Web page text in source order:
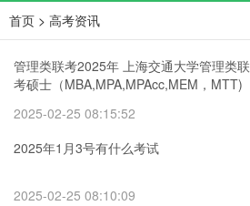
首页 > 高考资讯
管理类联考2025年 上海交通大学管理类联
考硕士（MBA,MPA,MPAcc,MEM，MTT)
交通大学~
2025-02-25 08:15:52
2025年1月3号有什么考试
2025-02-25 08:10:09